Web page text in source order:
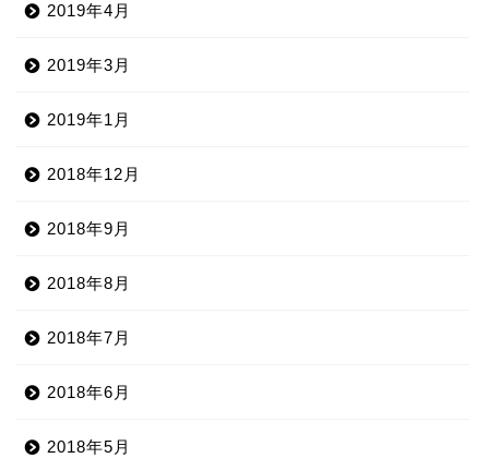
2019年4月
2019年3月
2019年1月
2018年12月
2018年9月
2018年8月
2018年7月
2018年6月
2018年5月